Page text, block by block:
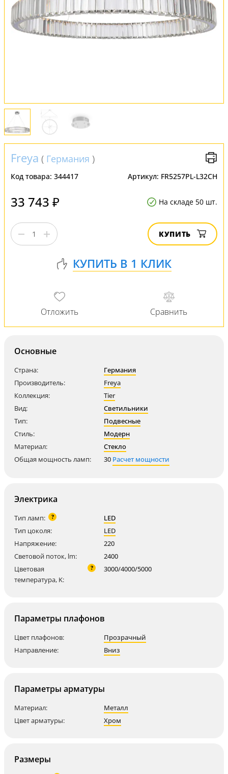
Freya ( Германия )
Код товара: 344417 Артикул: FR5257PL-L32CH
33 743 ₽ На складе 50 шт.
КУПИТЬ
Основные
Страна:
Германия
Производитель:
Freya
Коллекция:
Tier
Вид:
Светильники
Тип:
Подвесные
Стиль:
Модерн
Материал:
Стекло
Общая мощность ламп:
30 Расчет мощности
Электрика
Тип ламп: ?
LED
Тип цоколя:
LED
Напряжение:
220
Световой поток, lm:
2400
Цветовая
температура, K:
? 3000/4000/5000
Параметры плафонов
Цвет плафонов:
Прозрачный
Направление:
Вниз
Параметры арматуры
Материал:
Металл
Цвет арматуры:
Хром
Размеры